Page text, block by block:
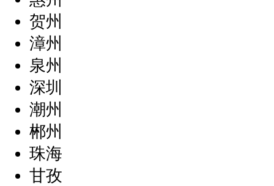
贺州
漳州
泉州
深圳
潮州
郴州
珠海
甘孜